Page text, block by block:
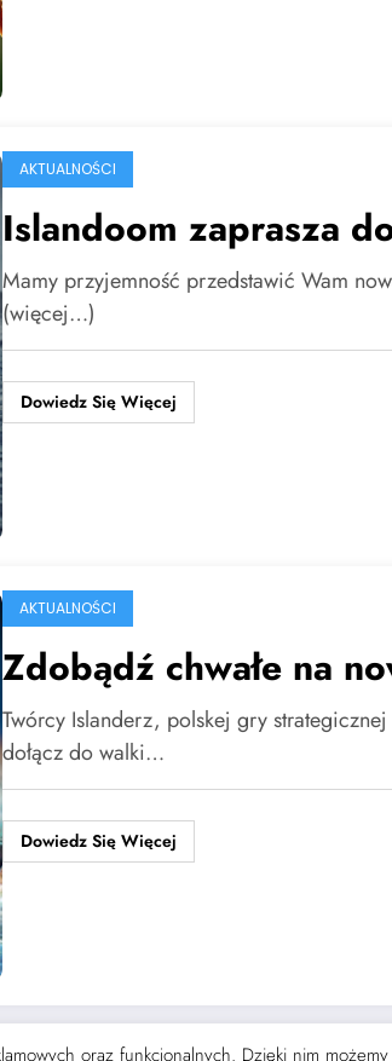
AKTUALNOŚCI
Islandoom zaprasza
Mamy przyjemność przedstawić Wam
(więcej…)
Dowiedz Się Więcej
AKTUALNOŚCI
Zdobądź chwałe na
Twórcy Islanderz, polskej gry
dołącz do walki…
Dowiedz Się Więcej
oraz funkcjonalnych. Dzięki nim